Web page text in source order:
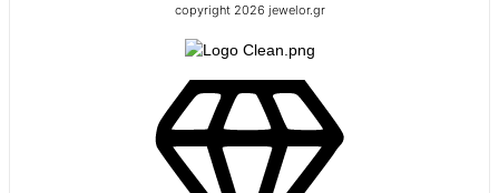
copyright 2026 jewelor.gr